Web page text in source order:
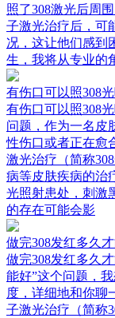
照了308激光后周
子激光治疗后，可
况，这让他们感到
生，我将从专业的
有伤口可以照308
有伤口可以照308
问题，作为一名皮
性伤口或者正在愈
激光治疗（简称
病等皮肤疾病的治
光照射患处，刺激
的存在可能会影
做完308发红多久
做完308发红多久
能好”这个问题，
度，详细地和你聊
子激光治疗（简称